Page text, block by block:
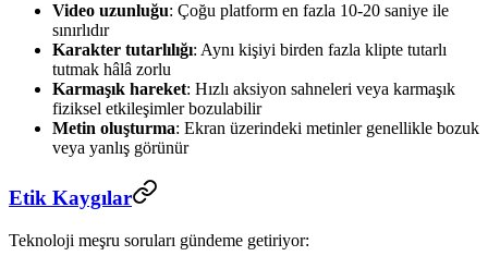
Video uzunluğu: Çoğu platform en fazla 10-20 saniye ile
sınırlıdır
Karakter tutarlılığı: Aynı kişiyi birden fazla klipte tutarlı
tutmak hâlâ zorlu
Karmaşık hareket: Hızlı aksiyon sahneleri veya karmaşık
fiziksel etkileşimler bozulabilir
Metin oluşturma: Ekran üzerindeki metinler genellikle bozuk
veya yanlış görünür
Etik Kaygılar
Teknoloji meşru soruları gündeme getiriyor: